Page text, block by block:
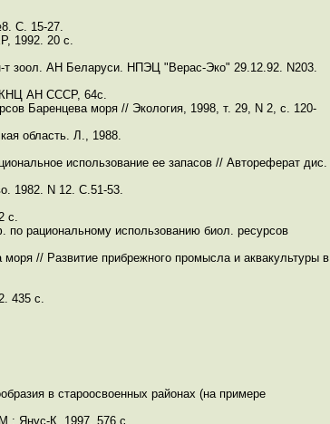
С. 15-27.
1992. 20 с.
зоол. АН Беларуси. НПЭЦ "Верас-Эко" 29.12.92. N203.
КНЦ АН СССР, 64с.
Баренцева моря // Экология, 1998, т. 29, N 2, с. 120-
область. Л., 1988.
использование ее запасов // Автореферат дис.
1982. N 12. С.51-53.
с.
рациональному использованию биол. ресурсов
// Развитие прибрежного промысла и аквакультуры в
435 с.
в староосвоенных районах (на примере
Янус-К. 1997. 576 с.